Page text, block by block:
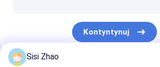
Linia do wytłaczania rur PVC
Linia do wytłaczania rur spiralnych
Kontyntynuj
Sisi Zhao